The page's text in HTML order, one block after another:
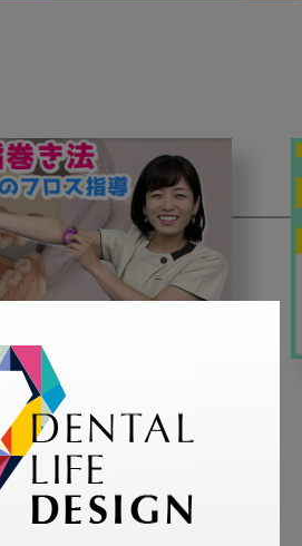
MoreSmile
のフロス指導や、
ブラシの指導を上
法を教えて下さい